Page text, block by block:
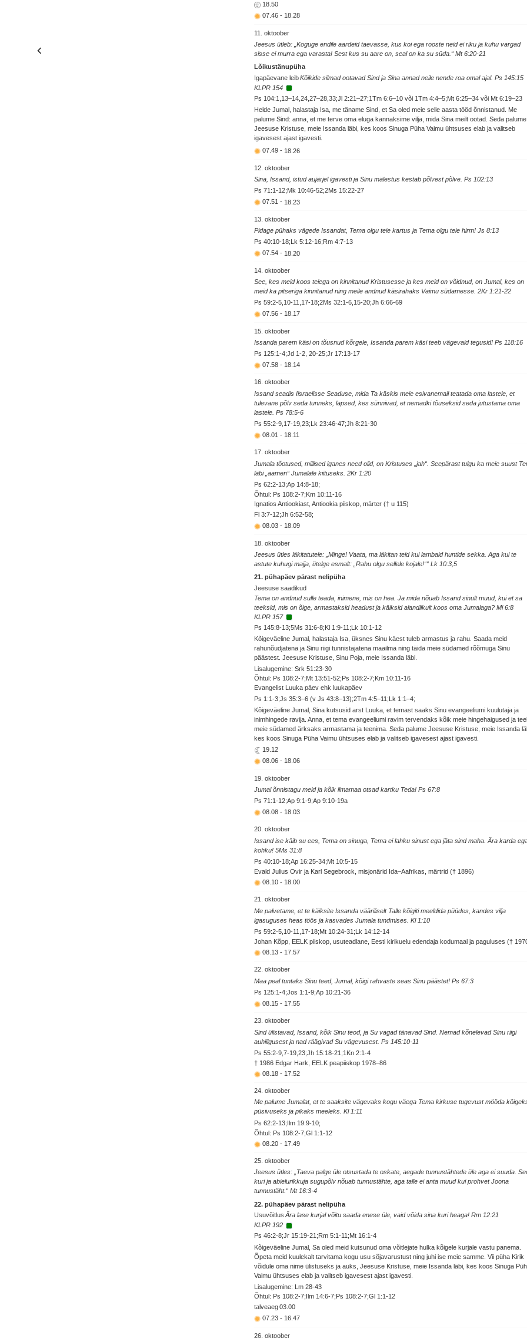
18.50
07.46-18.28
11. oktoober
Jeesus ütleb: „Koguge endile aardeid taevasse, kus koi ega rooste neid ei riku ja kuhu vargad
sisse ei murra ega varasta! Sest kus su aare on, seal on ka su süda.“ Mt 6:20-21
Lõikustänupüha
Igapäevane leibKõikide silmad ootavad Sind ja Sina annad neile nende roa omal ajal. Ps 145:15
KLPR 154
Ps 104:1,13–14,24,27–28,33;Jl 2:21–27;1Tm 6:6–10 või 1Tm 4:4–5;Mt 6:25–34 või Mt 6:19–23
Helde Jumal, halastaja Isa, me täname Sind, et Sa oled meie selle aasta tööd õnnistanud. Me
palume Sind: anna, et me terve oma eluga kannaksime vilja, mida Sina meilt ootad. Seda palume
Jeesuse Kristuse, meie Issanda läbi, kes koos Sinuga Püha Vaimu ühtsuses elab ja valitseb
igavesest ajast igavesti.
07.49- 18.26
12. oktoober
Sina, Issand, istud aujärjel igavesti ja Sinu mälestus kestab põlvest põlve. Ps 102:13
Ps 71:1-12;Mk 10:46-52;2Ms 15:22-27
07.51- 18.23
13. oktoober
Pidage pühaks vägede Issandat, Tema olgu teie kartus ja Tema olgu teie hirm! Js 8:13
Ps 40:10-18;Lk 5:12-16;Rm 4:7-13
07.54- 18.20
14. oktoober
See, kes meid koos teiega on kinnitanud Kristusesse ja kes meid on võidnud, on Jumal, kes on
meid ka pitseriga kinnitanud ning meile andnud käsirahaks Vaimu südamesse. 2Kr 1:21-22
Ps 59:2-5,10-11,17-18;2Ms 32:1-6,15-20;Jh 6:66-69
07.56-18.17
15. oktoober
Issanda parem käsi on tõusnud kõrgele, Issanda parem käsi teeb vägevaid tegusid! Ps 118:16
Ps 125:1-4;Jd 1-2, 20-25;Jr 17:13-17
07.58- 18.14
16. oktoober
Issand seadis Iisraelisse Seaduse, mida Ta käskis meie esivanemail teatada oma lastele, et
tulevane põlv seda tunneks, lapsed, kes sünnivad, et nemadki tõuseksid seda jutustama oma
lastele. Ps 78:5-6
Ps 55:2-9,17-19,23;Lk 23:46-47;Jh 8:21-30
08.01- 18.11
17. oktoober
Jumala tõotused, millised iganes need olid, on Kristuses „jah“. Seepärast tulgu ka meie suust
läbi „aamen“ Jumalale kiituseks. 2Kr 1:20
Ps 62:2-13;Ap 14:8-18;
Õhtul: Ps 108:2-7;Km 10:11-16
Ignatios Antiookiast, Antiookia piiskop, märter († u 115)
Fl 3:7-12;Jh 6:52-58;
08.03-18.09
18. oktoober
Jeesus ütles läkitatutele: „Minge! Vaata, ma läkitan teid kui lambaid huntide sekka. Aga kui te
astute kuhugi majja, ütelge esmalt: „Rahu olgu sellele kojale!““ Lk 10:3,5
21. pühapäev pärast nelipüha
Jeesuse saadikud
Tema on andnud sulle teada, inimene, mis on hea. Ja mida nõuab Issand sinult muud, kui et sa
teeksid, mis on õige, armastaksid headust ja käiksid alandlikult koos oma Jumalaga? Mi 6:8
KLPR 157
Ps 145:8-13;5Ms 31:6-8;Kl 1:9-11;Lk 10:1-12
Kõigeväeline Jumal, halastaja Isa, üksnes Sinu käest tuleb armastus ja rahu. Saada meid
rahunõudjatena ja Sinu riigi tunnistajatena maailma ning täida meie südamed rõõmuga Sinu
päästest. Jeesuse Kristuse, Sinu Poja, meie Issanda läbi.
Lisalugemine: Srk 51:23-30
Õhtul: Ps 108:2-7;Mt 13:51-52;Ps 108:2-7;Km 10:11-16
Evangelist Luuka päev ehk luukapäev
Ps 1:1-3;Js 35:3–6 (v Js 43:8–13);2Tm 4:5–11;Lk 1:1–4;
Kõigeväeline Jumal, Sina kutsusid arst Luuka, et temast saaks Sinu evangeeliumi kuulutaja ja
inimhingede ravija. Anna, et tema evangeeliumi ravim tervendaks kõik meie hingehaigused ja
meie südamed ärksaks armastama ja teenima. Seda palume Jeesuse Kristuse, meie Issanda
kes koos Sinuga Püha Vaimu ühtsuses elab ja valitseb igavesest ajast igavesti.
19.12
08.06-18.06
19. oktoober
Jumal õnnistagu meid ja kõik ilmamaa otsad kartku Teda! Ps 67:8
Ps 71:1-12;Ap 9:1-9;Ap 9:10-19a
08.08-18.03
20. oktoober
Issand ise käib su ees, Tema on sinuga, Tema ei lahku sinust ega jäta sind maha. Ära karda
kohku! 5Ms 31:8
Ps 40:10-18;Ap 16:25-34;Mt 10:5-15
Evald Julius Ovir ja Karl Segebrock, misjonärid Ida–Aafrikas, märtrid († 1896)
08.10- 18.00
21. oktoober
Me palvetame, et te käiksite Issanda vääriliselt Talle kõigiti meeldida püüdes, kandes vilja
igasuguses heas töös ja kasvades Jumala tundmises. Kl 1:10
Ps 59:2-5,10-11,17-18;Mt 10:24-31;Lk 14:12-14
Johan Kõpp, EELK piiskop, usuteadlane, Eesti kirikuelu edendaja kodumaal ja paguluses (†
08.13- 17.57
22. oktoober
Maa peal tuntaks Sinu teed, Jumal, kõigi rahvaste seas Sinu päästet! Ps 67:3
Ps 125:1-4;Jos 1:1-9;Ap 10:21-36
08.15- 17.55
23. oktoober
Sind ülistavad, Issand, kõik Sinu teod, ja Su vagad tänavad Sind. Nemad kõnelevad Sinu riigi
auhiilgusest ja nad räägivad Su vägevusest. Ps 145:10-11
Ps 55:2-9,7-19,23;Jh 15:18-21;1Kn 2:1-4
† 1986 Edgar Hark, EELK peapiiskop 1978–86
08.18- 17.52
24. oktoober
Me palume Jumalat, et te saaksite vägevaks kogu väega Tema kirkuse tugevust mööda
püsivuseks ja pikaks meeleks. Kl 1:11
Ps 62:2-13;Ilm 19:9-10;
Õhtul: Ps 108:2-7;Gl 1:1-12
08.20- 17.49
25. oktoober
Jeesus ütles: „Taeva palge üle otsustada te oskate, aegade tunnustähtede üle aga ei suuda.
kuri ja abielurikkuja sugupõlv nõuab tunnustähte, aga talle ei anta muud kui prohvet Joona
tunnustäht.“ Mt 16:3-4
22. pühapäev pärast nelipüha
Usuvõitlus Ära lase kurjal võitu saada enese üle, vaid võida sina kuri heaga! Rm 12:21
KLPR 192
Ps 46:2-8;Jr 15:19-21;Rm 5:1-11;Mt 16:1-4
Kõigeväeline Jumal, Sa oled meid kutsunud oma võitlejate hulka kõigele kurjale vastu panema.
Õpeta meid kuulekalt tarvitama kogu usu sõjavarustust ning juhi ise meie samme. Vii püha Kirik
võidule oma nime ülistuseks ja auks, Jeesuse Kristuse, meie Issanda läbi, kes koos Sinuga
Vaimu ühtsuses elab ja valitseb igavesest ajast igavesti.
Lisalugemine: Lm 28-43
Õhtul: Ps 108:2-7;Ilm 14:6-7;Ps 108:2-7;Gl 1:1-12
talveaeg03.00
07.23-16.47
26. oktoober